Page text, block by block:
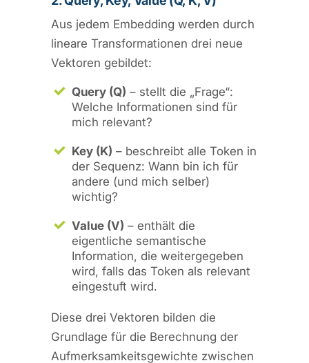
Aus jedem Embedding werden durch
lineare Transformationen drei neue
Vektoren gebildet:
Query (Q) – stellt die „Frage“:
Welche Informationen sind für
mich relevant?
Key (K) – beschreibt alle Token in
der Sequenz: Wann bin ich für
andere (und mich selber)
wichtig?
Value (V) – enthält die
eigentliche semantische
Information, die weitergegeben
wird, falls das Token als relevant
eingestuft wird.
Diese drei Vektoren bilden die
Grundlage für die Berechnung der
Aufmerksamkeitsgewichte zwischen